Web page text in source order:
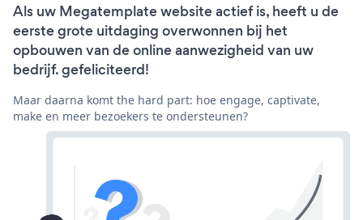
Als uw Megatemplate website actief is, heeft u de
eerste grote uitdaging overwonnen bij het
opbouwen van de online aanwezigheid van uw
bedrijf. gefeliciteerd!
Maar daarna komt the hard part: hoe engage, captivate,
make en meer bezoekers te ondersteunen?